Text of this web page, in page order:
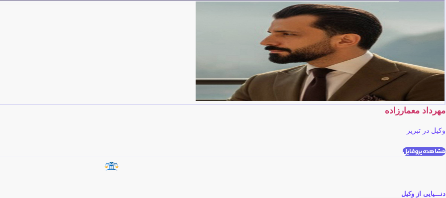
مهرداد معمارزاده
وکیل در تبریز
مشاهده پروفایل
دنـــیایی از وکیل